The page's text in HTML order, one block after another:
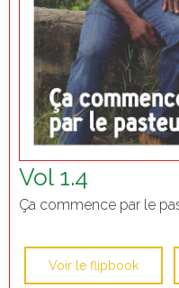
Vol 1.4
Ça commence par le
Voir le flipbook